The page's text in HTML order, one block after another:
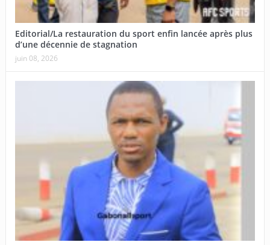
Editorial/La restauration du sport enfin lancée après plus
d’une décennie de stagnation
juin 08, 2026